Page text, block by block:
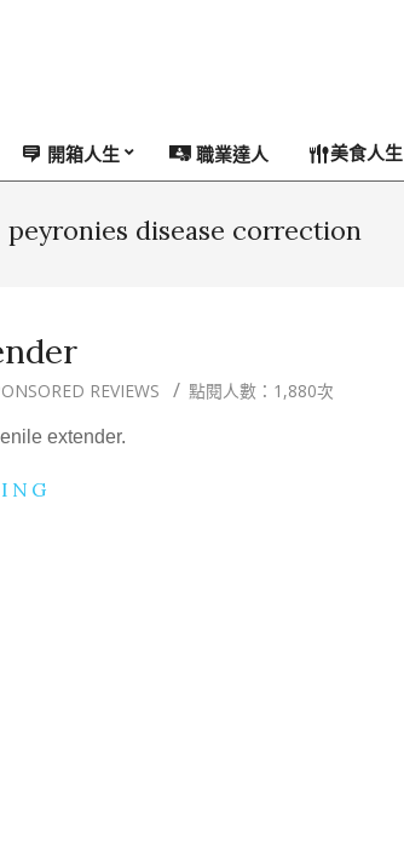
開箱人生 職業達人 美食人生
peyronies disease correction
REVIEWS 點閱人數：1,880次
extender.